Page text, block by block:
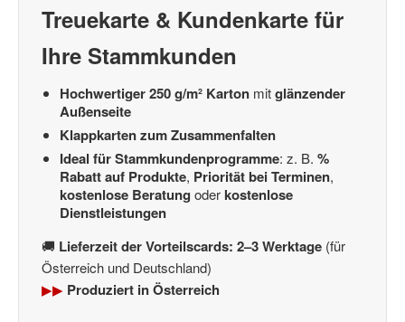
Treuekarte & Kundenkarte für
Ihre Stammkunden
Hochwertiger 250 g/m² Karton mitglänzender
Außenseite
Klappkarten zum Zusammenfalten
Ideal für Stammkundenprogramme: z. B. %
Rabatt auf Produkte, Priorität bei Terminen,
kostenlose Beratung oderkostenlose
Dienstleistungen
🚚 Lieferzeit der Vorteilscards: 2–3 Werktage (für
Österreich und Deutschland)
▶▶ Produziert in Österreich